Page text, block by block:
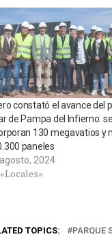
constató el avance del
de Pampa del Infierno: se
130 megavatios y
paneles
2024
TOPICS: PARQUE